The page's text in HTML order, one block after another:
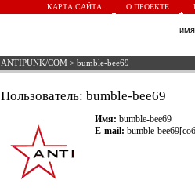
КАРТА САЙТА О ПРОЕКТЕ
ANTIPUNK/COM > bumble-bee69
Пользователь: bumble-bee69
Имя: bumble-bee69
E-mail: bumble-